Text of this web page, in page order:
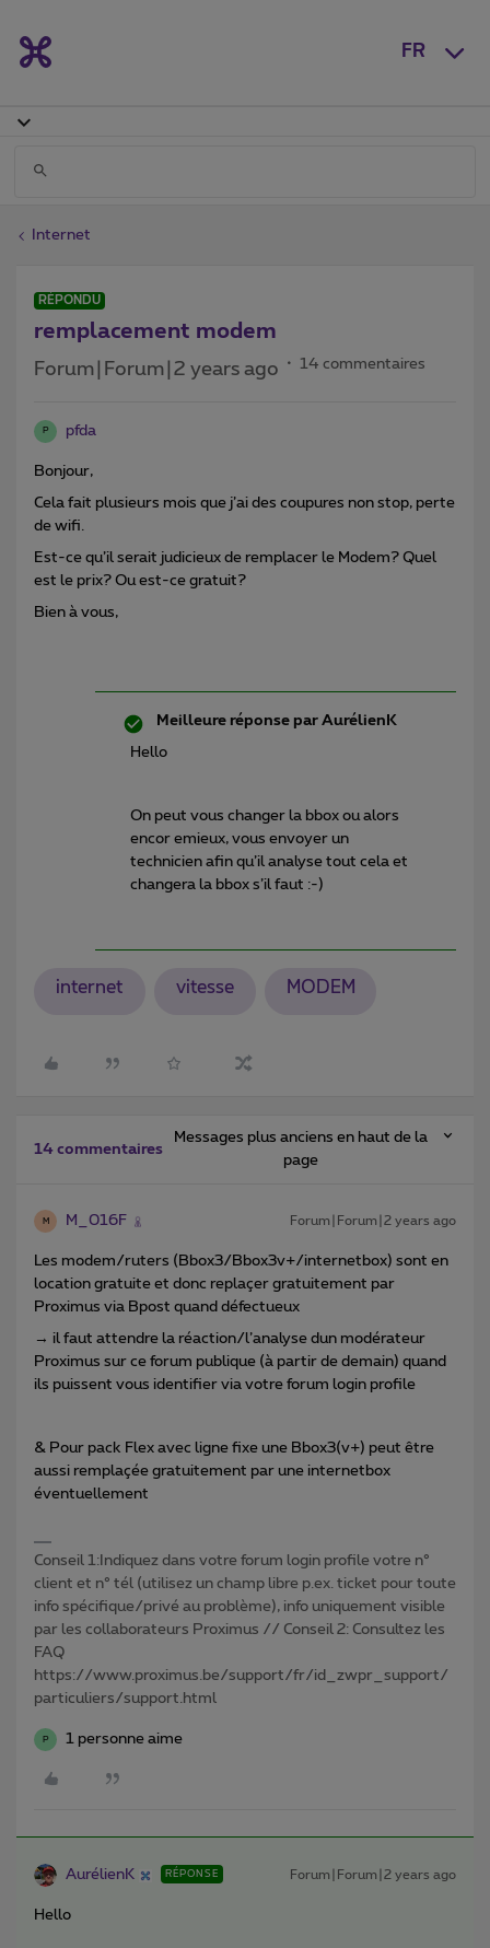
FR
Internet
RÉPONDU
remplacement modem
Forum|Forum|2 years ago 14 commentaires
P pfda
Bonjour,
Cela fait plusieurs mois que j’ai des coupures non stop, perte
de wifi.
Est-ce qu’il serait judicieux de remplacer le Modem? Quel
est le prix? Ou est-ce gratuit?
Bien à vous,
Meilleure réponse par AurélienK
Hello
On peut vous changer la bbox ou alors
encor emieux, vous envoyer un
technicien afin qu’il analyse tout cela et
changera la bbox s’il faut :-)
internet vitesse MODEM
14 commentaires
Messages plus anciens en haut de la
page
M M_016F Forum|Forum|2 years ago
Les modem/ruters (Bbox3/Bbox3v+/internetbox) sont en
location gratuite et donc replaçer gratuitement par
Proximus via Bpost quand défectueux
→ il faut attendre la réaction/l’analyse dun modérateur
Proximus sur ce forum publique (à partir de demain) quand
ils puissent vous identifier via votre forum login profile
& Pour pack Flex avec ligne fixe une Bbox3(v+) peut être
aussi remplaçée gratuitement par une internetbox
éventuellement
Conseil 1:Indiquez dans votre forum login profile votre n°
client et n° tél (utilisez un champ libre p.ex. ticket pour toute
info spécifique/privé au problème), info uniquement visible
par les collaborateurs Proximus // Conseil 2: Consultez les
FAQ
https://www.proximus.be/support/fr/id_zwpr_support/
particuliers/support.html
P 1 personne aime
AurélienK RÉPONSE Forum|Forum|2 years ago
Hello